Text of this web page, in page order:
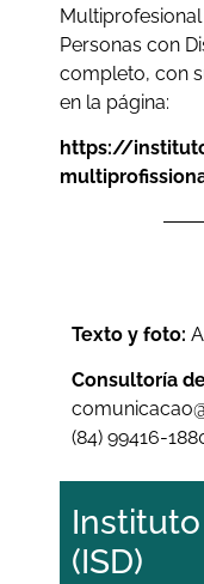
Personas con
completo, con
en la página:
https://
Texto y foto:
Consultoría
(84) 99416-
(ISD)